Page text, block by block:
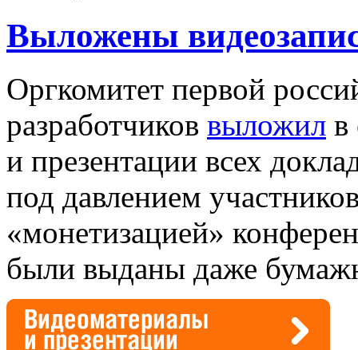
Выложены
Оргкомитет первой
разработчиков выложил в
и презентации всех
под давлением
«монетизацией»
были выданы даже